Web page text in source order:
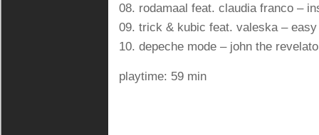
08. rodamaal feat. claudia franco –
09. trick & kubic feat. valeska –
10. depeche mode – john the
playtime: 59 min